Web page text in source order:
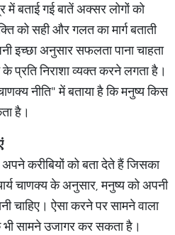
में बताई गई बातें अक्सर लोगों को
को सही और गलत का मार्ग बताती
इच्छा अनुसार सफलता पाना चाहता
प्रति निराशा व्यक्त करने लगता है।
नीति" में बताया है कि मनुष्य किस
है।
करीबियों को बता देते हैं जिसका
चाणक्य के अनुसार, मनुष्य को अपनी
चाहिए। ऐसा करने पर सामने वाला
सामने उजागर कर सकता है।